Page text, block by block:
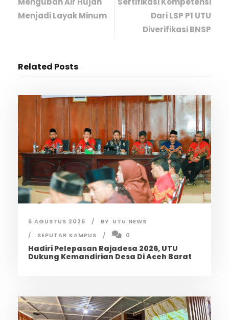
Menjadi Layak Minum
Dari LSP P1 UTU
Diverifikasi BNSP
Related Posts
6 AGUSTUS 2026 BY UTU NEWS
SEPUTAR KAMPUS
0
Hadiri Pelepasan Rajadesa 2026, UTU
Dukung Kemandirian Desa Di Aceh Barat